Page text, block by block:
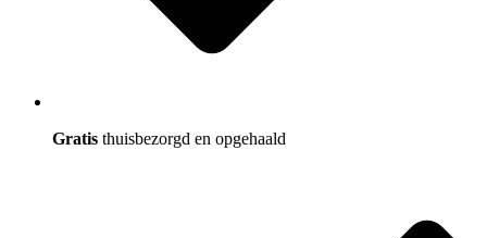
Gratis thuisbezorgd en opgehaald